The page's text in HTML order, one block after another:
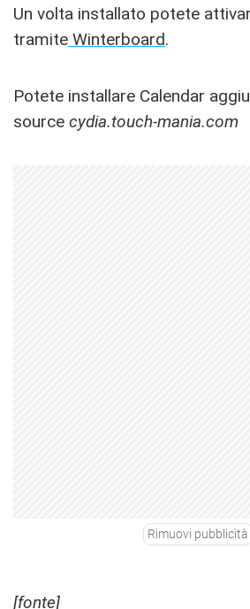
Un volta installato potete
tramite Winterboard.
Potete installare Calendar
source cydia.touch-mania.com
Rimuovi pubblicità
[fonte]